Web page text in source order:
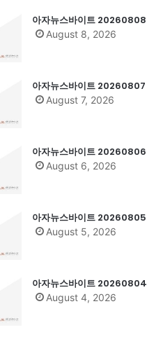
아자뉴스바이트 20260808
August 8, 2026
아자뉴스바이트 20260807
August 7, 2026
아자뉴스바이트 20260806
August 6, 2026
아자뉴스바이트 20260805
August 5, 2026
아자뉴스바이트 20260804
August 4, 2026